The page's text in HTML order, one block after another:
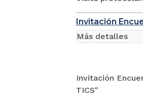
Invitación
Invitación
TICS"
Más detalles